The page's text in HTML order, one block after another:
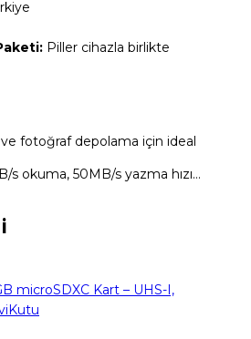
‎Piller cihazla birlikte
fotoğraf depolama için ideal
s okuma, 50MB/s yazma hızı…